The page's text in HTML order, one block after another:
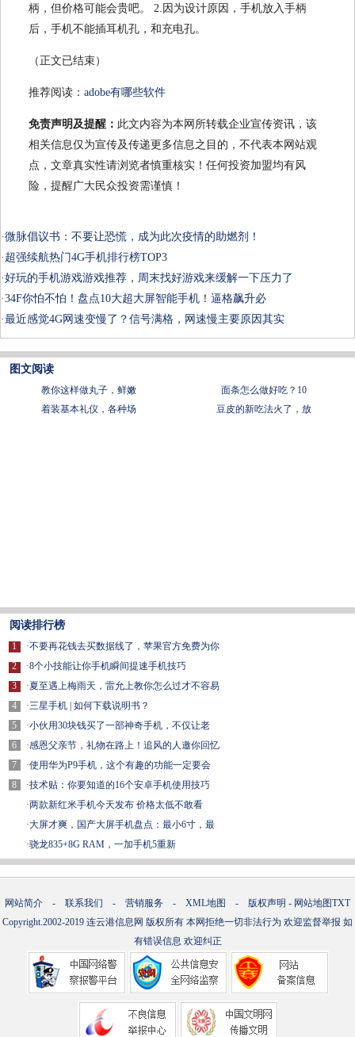
柄，但价格可能会贵吧。 2.因为设计原因，手机放入手柄
后，手机不能插耳机孔，和充电孔。
（正文已结束）
推荐阅读： adobe有哪些软件
免责声明及提醒： 此文内容为本网所转载企业宣传资讯，该
相关信息仅为宣传及传递更多信息之目的，不代表本网站观
点，文章真实性请浏览者慎重核实！任何投资加盟均有风
险，提醒广大民众投资需谨慎！
·微脉倡议书：不要让恐慌，成为此次疫情的助燃剂！
· 超强续航热门4G手机排行榜TOP3
·好玩的手机游戏游戏推荐，周末找好游戏来缓解一下压力了
·34F你怕不怕！盘点10大超大屏智能手机！逼格飙升必
·最近感觉4G网速变慢了？信号满格，网速慢主要原因其实
图文阅读
教你这样做丸子，鲜嫩
面条怎么做好吃？10
着装基本礼仪，各种场
豆皮的新吃法火了，放
阅读排行榜
1
2
3
4
5
6
7
8
·不要再花钱去买数据线了，苹果官方免费为你
·8个小技能让你手机瞬间提速手机技巧
·夏至遇上梅雨天，雷允上教你怎么过才不容易
·三星手机 | 如何下载说明书？
·小伙用30块钱买了一部神奇手机，不仅让老
·感恩父亲节，礼物在路上！追风的人邀你回忆
·使用华为P9手机，这个有趣的功能一定要会
·技术贴：你要知道的16个安卓手机使用技巧
·两款新红米手机今天发布 价格太低不敢看
·大屏才爽，国产大屏手机盘点：最小6寸，最
·骁龙835+8G RAM，一加手机5重新
网站简介 - 联系我们 - 营销服务 - XML地图 - 版权声明 - 网站地图TXT
Copyright.2002-2019 连云港信息网 版权所有 本网拒绝一切非法行为 欢迎监督举报 如
有错误信息 欢迎纠正